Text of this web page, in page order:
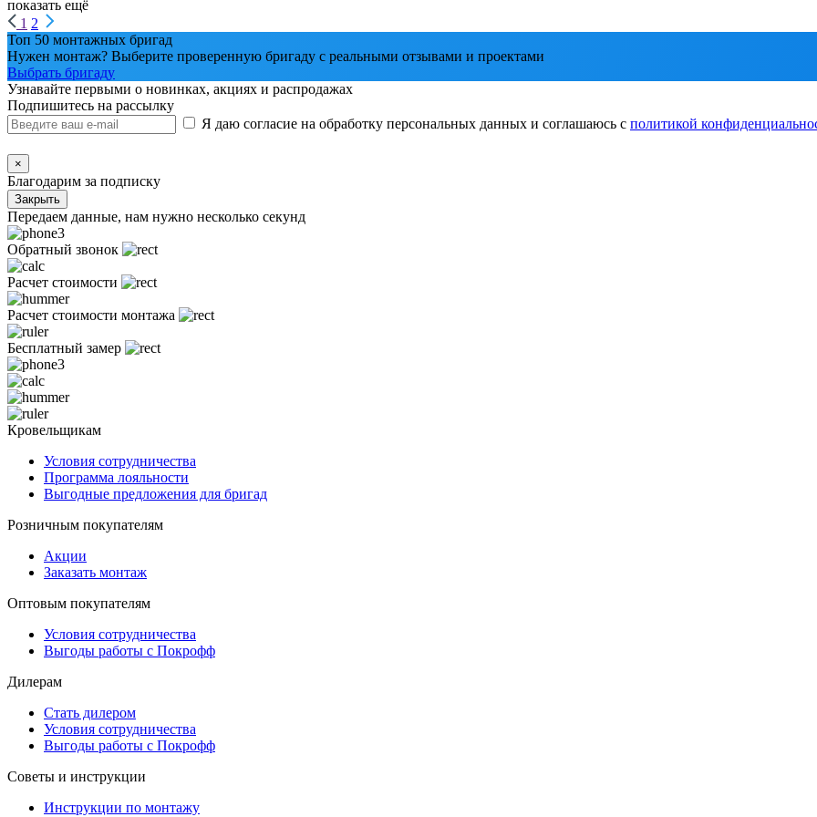
показать ещё
1 2
Топ 50 монтажных бригад
Нужен монтаж? Выберите проверенную бригаду с реальными отзывами и проектами
Выбрать бригаду
Узнавайте первыми о новинках, акциях и распродажах
Подпишитесь на рассылку
Я даю согласие на обработку персональных данных и соглашаюсь с политикой
×
Благодарим за подписку
Закрыть
Передаем данные, нам нужно несколько секунд
Обратный звонок
Расчет стоимости
Расчет стоимости монтажа
Бесплатный замер
Кровельщикам
Условия сотрудничества
Программа лояльности
Выгодные предложения для бригад
Розничным покупателям
Акции
Заказать монтаж
Оптовым покупателям
Условия сотрудничества
Выгоды работы с Покрофф
Дилерам
Стать дилером
Условия сотрудничества
Выгоды работы с Покрофф
Советы и инструкции
Инструкции по монтажу